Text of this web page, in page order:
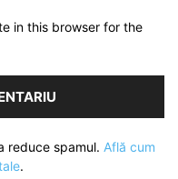
in this browser for the
reduce spamul. Află cum
.